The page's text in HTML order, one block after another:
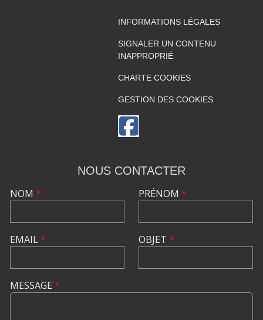
INFORMATIONS LÉGALES
SIGNALER UN CONTENU
INAPPROPRIÉ
CHARTE COOKIES
GESTION DES COOKIES
NOUS CONTACTER
NOM *
EMAIL*
PRÉNOM *
OBJET *
MESSAGE *